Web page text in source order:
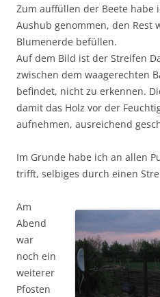
Zum auffüllen der Beete habe
Aushub genommen, den
Blumenerde befüllen.
Auf dem Bild ist der Streifen
zwischen dem waagerechten
befindet, nicht zu erkennen.
damit das Holz vor der
aufnehmen, ausreichend
Im Grunde habe ich an allen
trifft, selbiges durch einen
Am
Abend
war
noch ein
weiterer
Pfosten